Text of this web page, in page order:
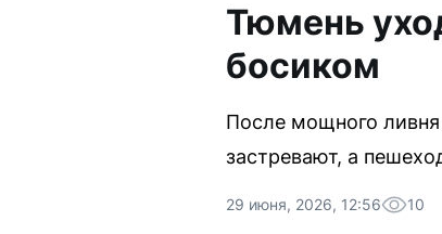
Тюмень
босиком
После мощного
застревают, а
29 июня, 2026, 12:56 10